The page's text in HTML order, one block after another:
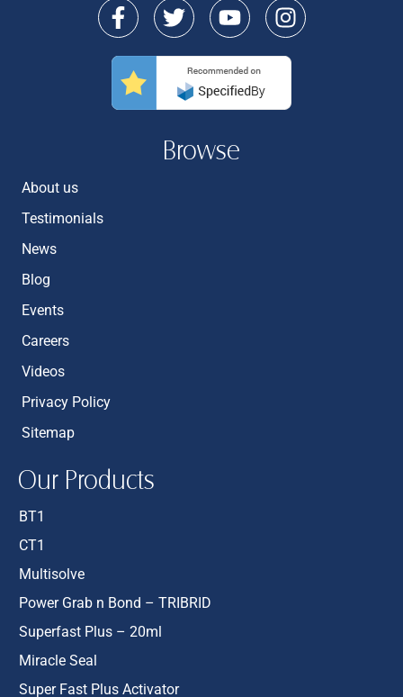
Browse
About us
Testimonials
News
Blog
Events
Careers
Videos
Privacy Policy
Sitemap
Our Products
BT1
CT1
Multisolve
Power Grab n Bond – TRIBRID
Superfast Plus – 20ml
Miracle Seal
Super Fast Plus Activator